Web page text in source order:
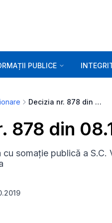
PUBLICE
Decizia nr. 878 din 08.10.2019
878 din
somație publică a